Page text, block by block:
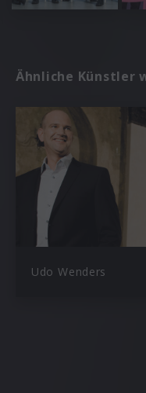
Ähnliche Künstler
Udo Wenders